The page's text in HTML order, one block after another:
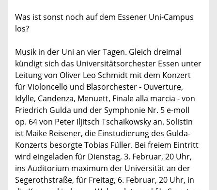
Was ist sonst noch auf dem Essener Uni-Campus
los?
Musik in der Uni an vier Tagen. Gleich dreimal
kündigt sich das Universitätsorchester Essen unter
Leitung von Oliver Leo Schmidt mit dem Konzert
für Violoncello und Blasorchester - Ouverture,
Idylle, Candenza, Menuett, Finale alla marcia - von
Friedrich Gulda und der Symphonie Nr. 5 e-moll
op. 64 von Peter Iljitsch Tschaikowsky an. Solistin
ist Maike Reisener, die Einstudierung des Gulda-
Konzerts besorgte Tobias Füller. Bei freiem Eintritt
wird eingeladen für Dienstag, 3. Februar, 20 Uhr,
ins Auditorium maximum der Universität an der
Segerothstraße, für Freitag, 6. Februar, 20 Uhr, in